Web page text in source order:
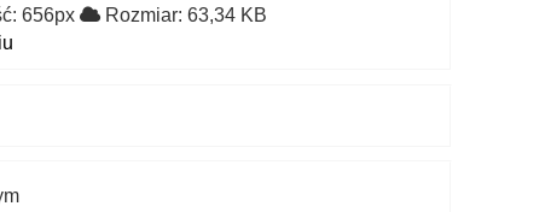
656px
Rozmiar: 63,34 KB